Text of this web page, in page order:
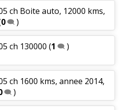
ch Boite auto, 12000 kms,
0 )
ch 130000 (1 )
ch 1600 kms, annee 2014,
)